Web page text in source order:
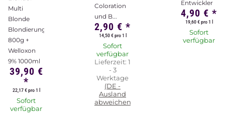
Multi
Blonde
Blondierung
800g +
Welloxon
9% 1000ml
39,90 €
*
22,17 € pro 1 l
Sofort
verfügbar
Coloration
und B...
2,90 € *
14,50 € pro 1 l
Sofort
verfügbar
Lieferzeit: 1
- 3
Werktage
(DE -
Ausland
abweichend)
Entwickler
4,90 € *
19,60 € pro 1 l
Sofort
verfügbar